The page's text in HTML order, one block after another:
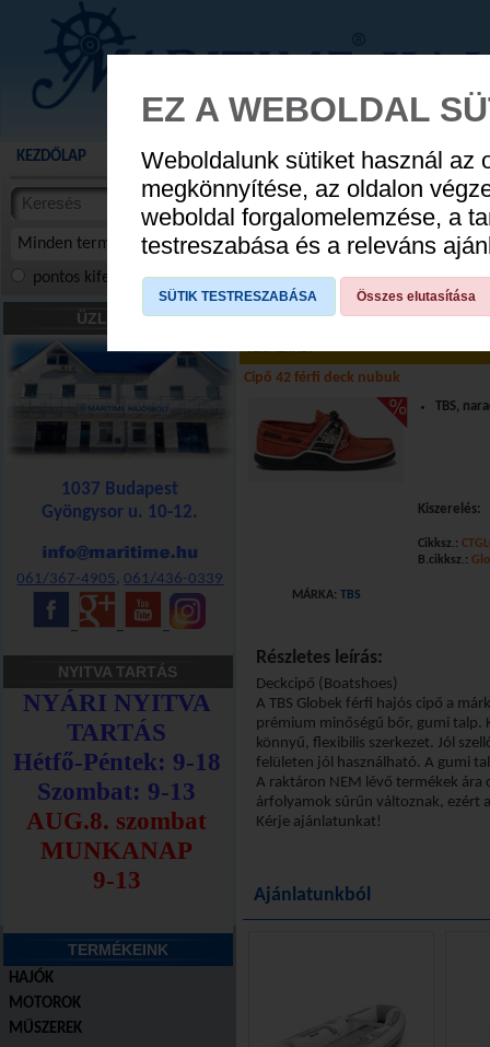
AUGUSZTUS
KEZDŐLAP AKCIÓS TERMÉKEK WEBÁRUHÁZ HÍREK
Minden termék
termékekben
cikkekben
pontos kifejezés összes szóra szóra, szótöredék
ÜZLETÜNK
1037 Budapest
Gyöngysor u. 10-12.
061/367-4905,061/436-0339
NYITVA TARTÁS
TERMÉKEINK
HAJÓK
MOTOROK
MŰSZEREK
Cipők»Hajós cipők»Férfi cipők»
TERMÉKNÉV
Cipő 42 férfi deck nubuk
TBS,
Kiszerelés:
Cikksz.:
B.cikksz.:
MÁRKA: TBS
Részletes leírás:
Deckcipő (Boatshoes)
A TBS Globek férfi hajós cipő a
prémium minőségű bőr, gumi talp.
könnyű, flexibilis szerkezet. Jól
felületen jól használható. A gumi
A raktáron NEM lévő termékek ára
árfolyamok sűrűn változnak, ezért
Kérje ajánlatunkat!
Ajánlatunkból
EZ A WEBOLDAL
Weboldalunk sütiket használ az
megkönnyítése, az oldalon
weboldal forgalomelemzése, a
testreszabása és a releváns
SÜTIK TESTRESZABÁSA Összes elutasítása